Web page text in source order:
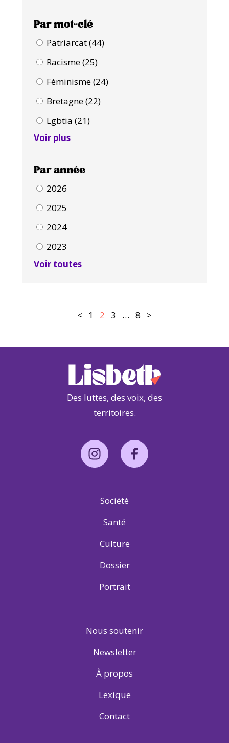
Par mot-clé
Patriarcat (44)
Racisme (25)
Féminisme (24)
Bretagne (22)
Lgbtia (21)
Voir plus
Par année
2026
2025
2024
2023
Voir toutes
Pagination
< Page
1 Page
2 Page
3 … Page
8 >
Des luttes, des voix, des
territoires.
Société
Santé
Culture
Dossier
Portrait
Nous soutenir
Newsletter
À propos
Lexique
Contact